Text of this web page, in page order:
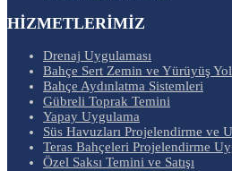
HİZMETLERİMİZ
Drenaj Uygulaması
Bahçe Sert Zemin ve Yürüyüş
Bahçe Aydınlatma Sistemleri
Gübreli Toprak Temini
Yapay Uygulama
Süs Havuzları Projelendirme ve
Teras Bahçeleri Projelendirme
Özel Saksı Temini ve Satışı